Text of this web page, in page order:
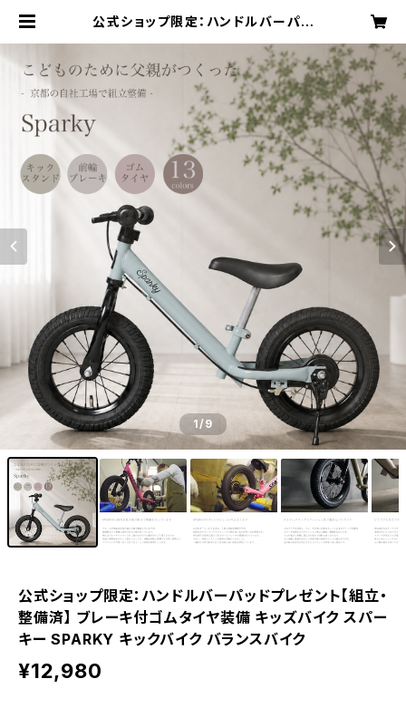
公式ショップ限定：ハンドルバーパッ
付ゴムタイヤ装備 キッズバイク スパ
ーキー SPARKY キックバイク バラ
ンスバイク | searchlight
1/9
公式ショップ限定：ハンドルバーパッドプレゼント【組立・
整備済】 ブレーキ付ゴムタイヤ装備 キッズバイク スパー
キー SPARKY キックバイク バランスバイク
¥12,980